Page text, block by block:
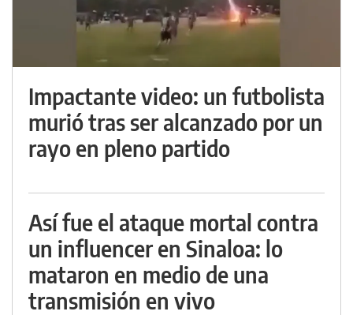
Impactante video: un futbolista
murió tras ser alcanzado por un
rayo en pleno partido
Así fue el ataque mortal contra
un influencer en Sinaloa: lo
mataron en medio de una
transmisión en vivo